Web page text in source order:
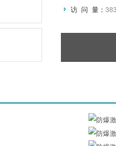
访 问 量：